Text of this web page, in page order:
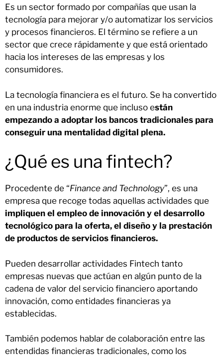
Es un sector formado por compañías que usan la
tecnología para mejorar y/o automatizar los servicios
y procesos financieros. El término se refiere a un
sector que crece rápidamente y que está orientado
hacia los intereses de las empresas y los
consumidores.
La tecnología financiera es el futuro. Se ha convertido
en una industria enorme que incluso están
empezando a adoptar los bancos tradicionales para
conseguir una mentalidad digital plena.
¿Qué es una fintech?
Procedente de “Finance and Technology”, es una
empresa que recoge todas aquellas actividades que
impliquen el empleo de innovación y el desarrollo
tecnológico para la oferta, el diseño y la prestación
de productos de servicios financieros.
Pueden desarrollar actividades Fintech tanto
empresas nuevas que actúan en algún punto de la
cadena de valor del servicio financiero aportando
innovación, como entidades financieras ya
establecidas.
También podemos hablar de colaboración entre las
entendidas financieras tradicionales, como los